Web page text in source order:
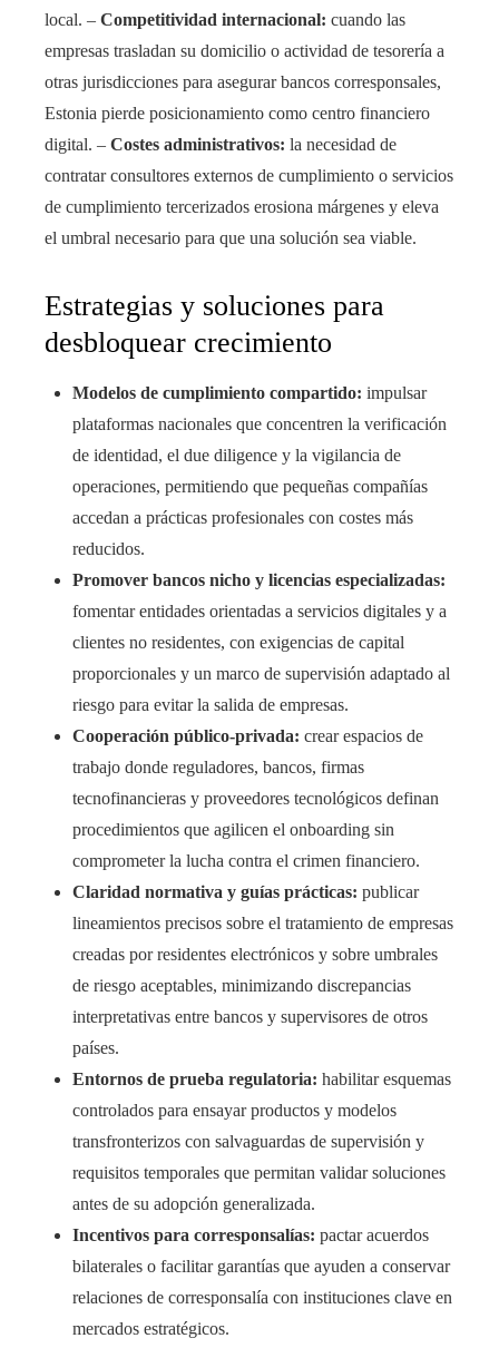
local. – Competitividad internacional: cuando las
empresas trasladan su domicilio o actividad de tesorería a
otras jurisdicciones para asegurar bancos corresponsales,
Estonia pierde posicionamiento como centro financiero
digital. – Costes administrativos: la necesidad de
contratar consultores externos de cumplimiento o servicios
de cumplimiento tercerizados erosiona márgenes y eleva
el umbral necesario para que una solución sea viable.
Estrategias y soluciones para
desbloquear crecimiento
Modelos de cumplimiento compartido: impulsar
plataformas nacionales que concentren la verificación
de identidad, el due diligence y la vigilancia de
operaciones, permitiendo que pequeñas compañías
accedan a prácticas profesionales con costes más
reducidos.
Promover bancos nicho y licencias especializadas:
fomentar entidades orientadas a servicios digitales y a
clientes no residentes, con exigencias de capital
proporcionales y un marco de supervisión adaptado al
riesgo para evitar la salida de empresas.
Cooperación público-privada: crear espacios de
trabajo donde reguladores, bancos, firmas
tecnofinancieras y proveedores tecnológicos definan
procedimientos que agilicen el onboarding sin
comprometer la lucha contra el crimen financiero.
Claridad normativa y guías prácticas: publicar
lineamientos precisos sobre el tratamiento de empresas
creadas por residentes electrónicos y sobre umbrales
de riesgo aceptables, minimizando discrepancias
interpretativas entre bancos y supervisores de otros
países.
Entornos de prueba regulatoria: habilitar esquemas
controlados para ensayar productos y modelos
transfronterizos con salvaguardas de supervisión y
requisitos temporales que permitan validar soluciones
antes de su adopción generalizada.
Incentivos para corresponsalías: pactar acuerdos
bilaterales o facilitar garantías que ayuden a conservar
relaciones de corresponsalía con instituciones clave en
mercados estratégicos.